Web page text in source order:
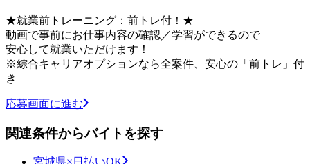
★就業前トレーニング：前トレ付！★
動画で事前にお仕事内容の確認／学習ができるので
安心して就業いただけます！
※綜合キャリアオプションなら全案件、安心の「前トレ」付
き
応募画面に進む
関連条件からバイトを探す